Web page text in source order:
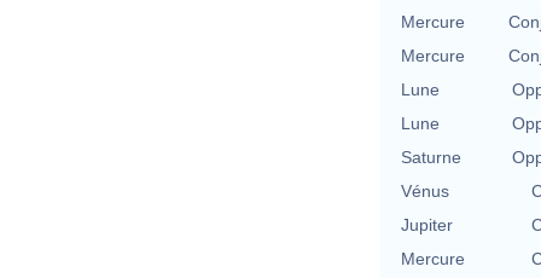
Mercure
Mercure
Lune
Lune
Saturne
Vénus
Jupiter
Mercure